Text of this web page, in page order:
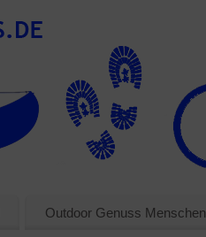
Outdoor Genuss Menschen